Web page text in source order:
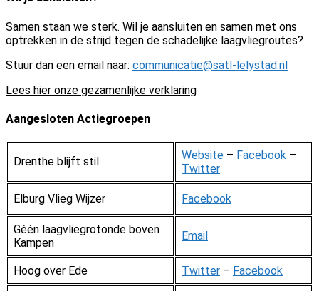
Samen staan we sterk. Wil je aansluiten en samen met ons
optrekken in de strijd tegen de schadelijke laagvliegroutes?
Stuur dan een email naar: communicatie@satl-lelystad.nl
Lees hier onze gezamenlijke verklaring
Aangesloten Actiegroepen
Drenthe blijft stil Website – Facebook –
Twitter
Elburg Vlieg Wijzer Facebook
Géén laagvliegrotonde boven
Kampen
Email
Hoog over Ede Twitter – Facebook